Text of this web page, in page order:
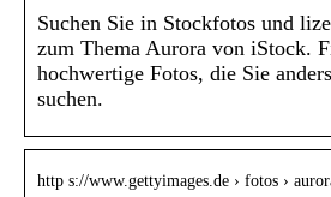
Suchen Sie in Stockfotos und
zum Thema Aurora von iStock.
hochwertige Fotos, die Sie
suchen.
http s://www.gettyimages.de › fotos ›